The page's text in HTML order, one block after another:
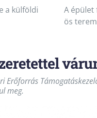
a külföldi
A épület
ös terem
Erőforrás
meg.